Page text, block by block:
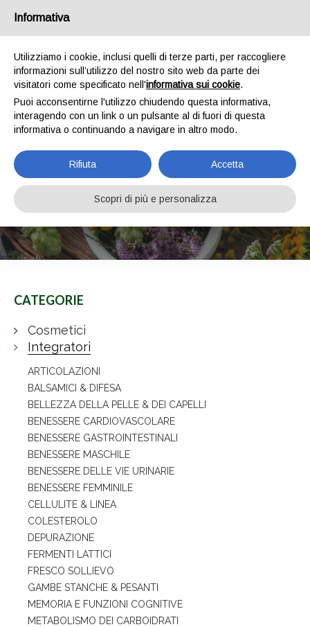
INTEGRATORI
CATEGORIE
Cosmetici
Integratori
ARTICOLAZIONI
BALSAMICI & DIFESA
BELLEZZA DELLA PELLE & DEI CAPELLI
BENESSERE CARDIOVASCOLARE
BENESSERE GASTROINTESTINALI
BENESSERE MASCHILE
BENESSERE DELLE VIE URINARIE
BENESSERE FEMMINILE
CELLULITE & LINEA
COLESTEROLO
DEPURAZIONE
FERMENTI LATTICI
FRESCO SOLLIEVO
GAMBE STANCHE & PESANTI
MEMORIA E FUNZIONI COGNITIVE
METABOLISMO DEI CARBOIDRATI
Informativa
Utilizziamo i cookie, inclusi quelli di terze parti, per raccogliere
informazioni sull’utilizzo del nostro sito web da parte dei
visitatori come specificato nell'informativa sui cookie.
Puoi acconsentirne l'utilizzo chiudendo questa informativa,
interagendo con un link o un pulsante al di fuori di questa
informativa o continuando a navigare in altro modo.
Rifiuta Accetta
Scopri di più e personalizza